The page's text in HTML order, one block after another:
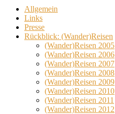
Allgemein
Links
Presse
Rückblick: (Wander)Reisen
(Wander)Reisen 2005
(Wander)Reisen 2006
(Wander)Reisen 2007
(Wander)Reisen 2008
(Wander)Reisen 2009
(Wander)Reisen 2010
(Wander)Reisen 2011
(Wander)Reisen 2012